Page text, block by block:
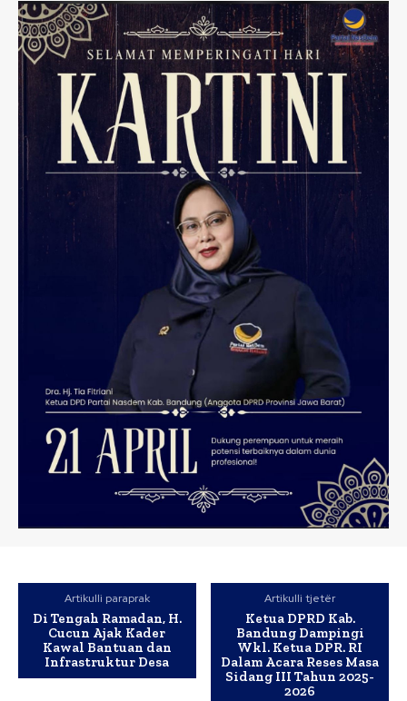
Artikulli paraprak
Di Tengah Ramadan, H.
Cucun Ajak Kader
Kawal Bantuan dan
Infrastruktur Desa
Artikulli tjetër
Ketua DPRD Kab.
Bandung Dampingi
Wkl. Ketua DPR. RI
Dalam Acara Reses Masa
Sidang III Tahun 2025-
2026